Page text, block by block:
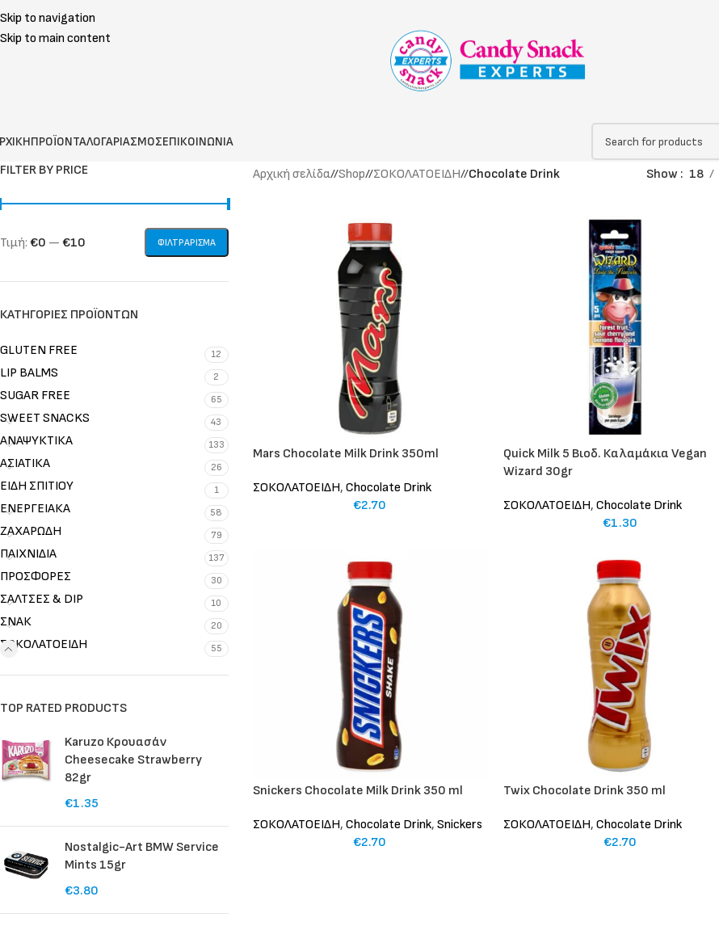
Skip to navigation
Skip to main content
ΠΡΟΪΟΝΤΑΛΟΓΑΡΙΑΣΜΟΣΕΠΙΚΟΙΝΩΝΙΑ
FILTER BY PRICE
ΦΙΛΤΡΆΡΙΣΜΑ
Τιμή: €0 — €10
ΚΑΤΗΓΟΡΊΕΣ ΠΡΟΪΌΝΤΩΝ
GLUTEN FREE 12
LIP BALMS 2
SUGAR FREE 65
SWEET SNACKS 43
ΑΝΑΨΥΚΤΙΚΑ 133
ΑΣΙΑΤΙΚΑ 26
ΕΙΔΗ ΣΠΙΤΙΟΥ 1
ΕΝΕΡΓΕΙΑΚΑ 58
ΖΑΧΑΡΩΔΗ 79
ΠΑΙΧΝΙΔΙΑ 137
ΠΡΟΣΦΟΡΕΣ 30
ΣΑΛΤΣΕΣ & DIP 10
ΣΝΑΚ 20
ΣΟΚΟΛΑΤΟΕΙΔΗ 55
TOP RATED PRODUCTS
Karuzo Κρουασάν
Cheesecake Strawberry
82gr
€1.35
Nostalgic-Art BMW Service
Mints 15gr
€3.80
Αρχική σελίδα/ Shop/ ΣΟΚΟΛΑΤΟΕΙΔΗ/ Chocolate Drink Show 18
Mars Chocolate Milk Drink 350ml
ΣΟΚΟΛΑΤΟΕΙΔΗ, Chocolate Drink
€2.70
Quick Milk 5 Βιοδ. Καλαμάκια Vegan
Wizard 30gr
ΣΟΚΟΛΑΤΟΕΙΔΗ, Chocolate Drink
€1.30
Snickers Chocolate Milk Drink 350 ml
ΣΟΚΟΛΑΤΟΕΙΔΗ, Chocolate Drink, Snickers
€2.70
Twix Chocolate Drink 350 ml
ΣΟΚΟΛΑΤΟΕΙΔΗ, Chocolate Drink
€2.70